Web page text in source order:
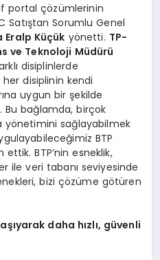
portal çözümlerinin
Satıştan Sorumlu Genel
Eralp Küçük yönetti. TP-
ve Teknoloji Müdürü
disiplinlerde
disiplinin kendi
uygun bir şekilde
bağlamda, birçok
sağlayabilmek
BTP
BTP’nin esneklik,
ile veri tabanı seviyesinde
bizi çözüme götüren
daha hızlı, güvenli